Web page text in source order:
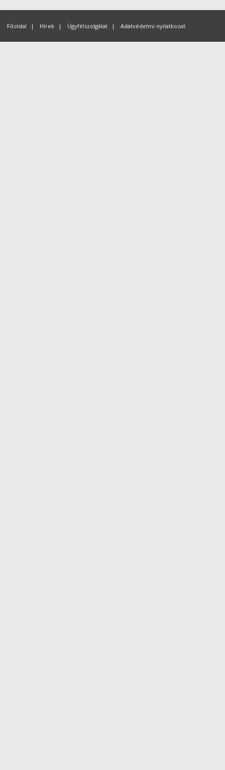
Főoldal | Hírek | Ügyfélszolgálat | Adatvédelmi nyilatkozat